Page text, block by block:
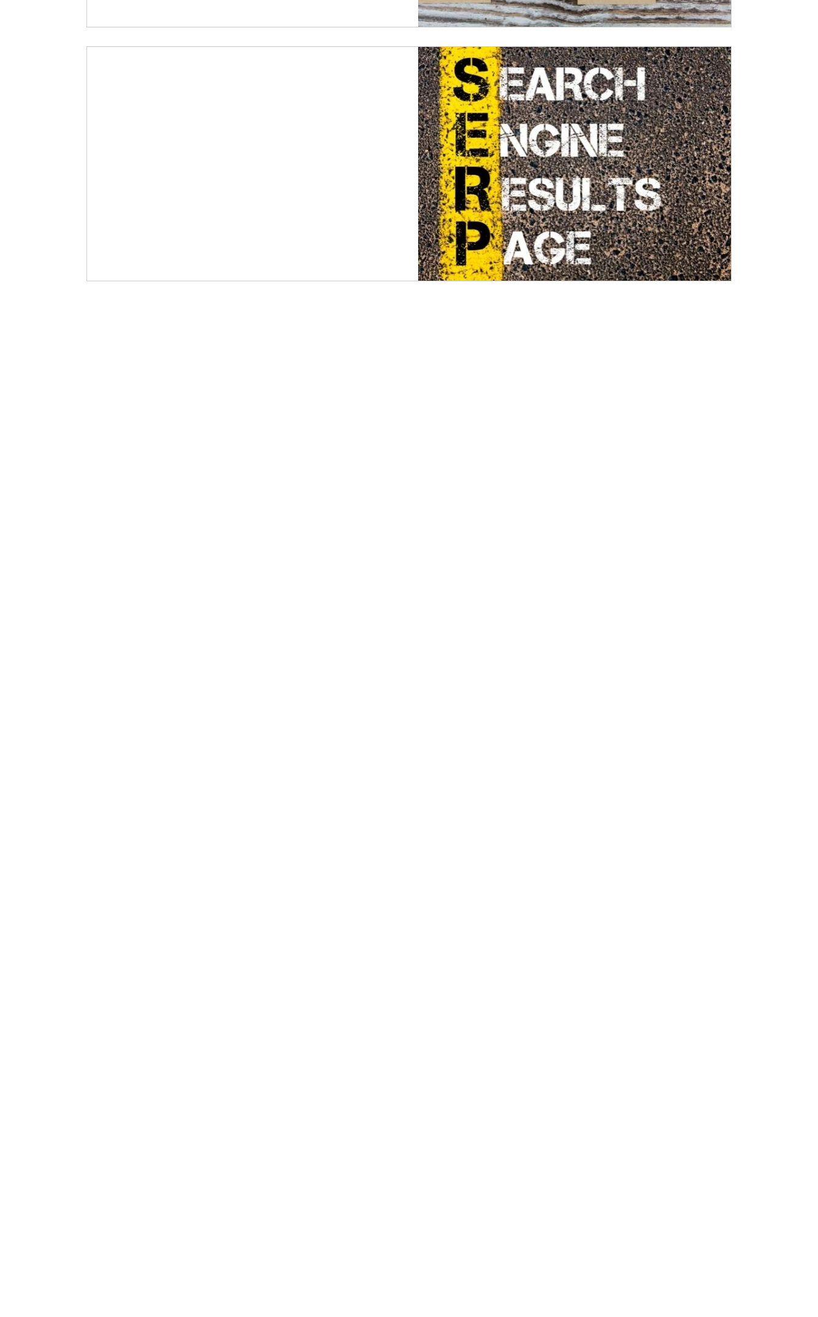
כיצד להוסיף סכמת שאלות נפוצות
בוורדפרס ?
ודאי נתקלתם כבר בתוצאות עשירות בדף החיפוש של גוגל (Rich
snippets). אלו הן תוצאות שמגיעות מסימון נתונים בדף שלנו – מיקרו
נתונים הנכתבים ב J